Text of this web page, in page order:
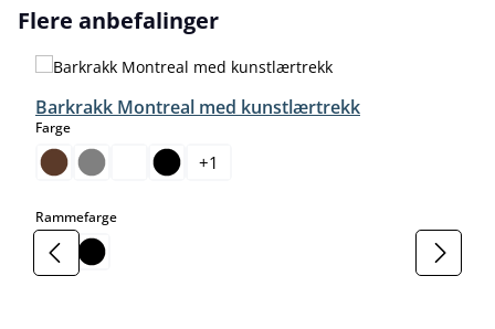
Hopp over produktgalleri
Flere anbefalinger
Barkrakk Montreal med kunstlærtrekk
Fargeselect
+1
Rammefargeselect